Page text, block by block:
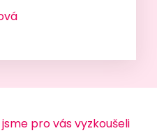
pro vás vyzkoušeli